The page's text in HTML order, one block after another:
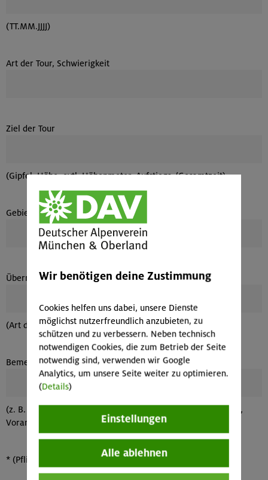
(TT.MM.JJJJ)
Art der Tour, Schwierigkeit
Ziel der Tour
(Gipfel, Höhe, evtl. Höhenmeter, Aufstiegs-/Gesamtzeit)
Gebiet
Übernachtung
(Art der Unterkunft mit Name, Höhe, Gehzeit usw. )
Bemerkungen
(z. B. max. Teilnehmerzahl, besondere Ausrüstung, mit Bahn,
Voranmeldung)
* (Pflichtfelder bitte ausfüllen)
Wir benötigen deine Zustimmung
Cookies helfen uns dabei, unsere Dienste
möglichst nutzerfreundlich anzubieten, zu
schützen und zu verbessern. Neben technisch
notwendigen Cookies, die zum Betrieb der Seite
notwendig sind, verwenden wir Google
Analytics, um unsere Seite weiter zu optimieren.
(Details)
Einstellungen
Alle ablehnen